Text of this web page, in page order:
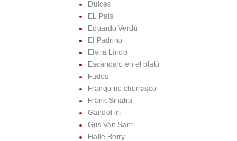
Dulces
EL Pais
Eduardo Verdú
El Padrino
Elvira Lindo
Escándalo en el plató
Fados
Frango no churrasco
Frank Sinatra
Gandolfini
Gus Van Sant
Halle Berry